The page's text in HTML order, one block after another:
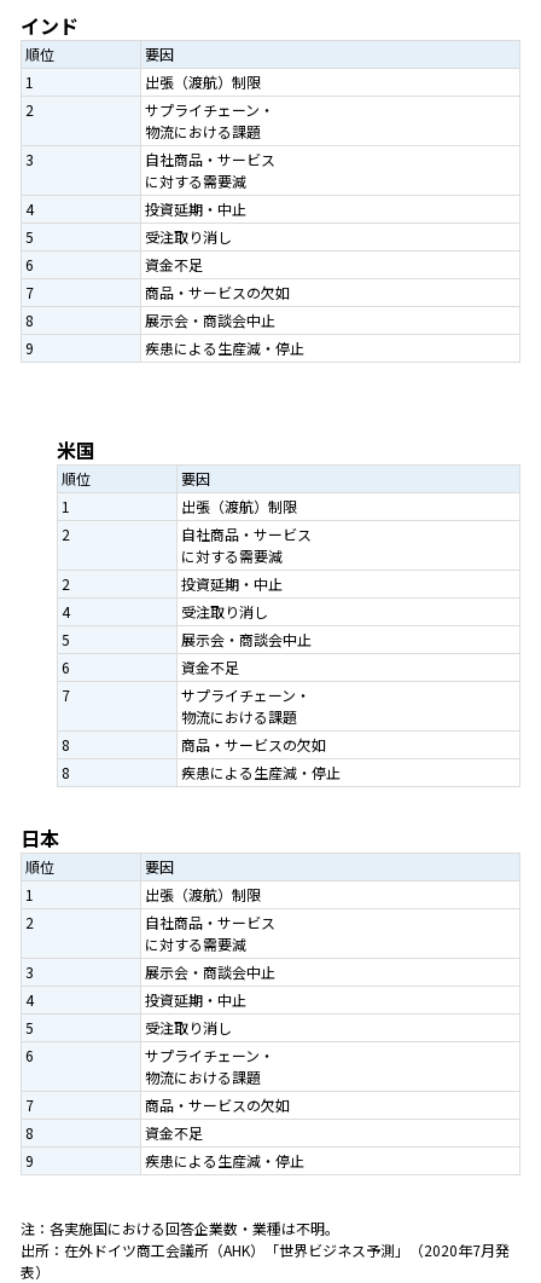
インド
順位
要因
1
出張（渡航）制限
2
サプライチェーン・
物流における課題
3
自社商品・サービス
に対する需要減
4
投資延期・中止
5
受注取り消し
6
資金不足
7
商品・サービスの欠如
8
展示会・商談会中止
9
疾患による生産減・停止
米国
順位
要因
1
出張（渡航）制限
2
自社商品・サービス
に対する需要減
2
投資延期・中止
4
受注取り消し
5
展示会・商談会中止
6
資金不足
7
サプライチェーン・
物流における課題
8
商品・サービスの欠如
8
疾患による生産減・停止
日本
順位
要因
1
出張（渡航）制限
2
自社商品・サービス
に対する需要減
3
展示会・商談会中止
4
投資延期・中止
5
受注取り消し
6
サプライチェーン・
物流における課題
7
商品・サービスの欠如
8
資金不足
9
疾患による生産減・停止
注：各実施国における回答企業数・業種は不明。
出所：在外ドイツ商工会議所（AHK）「世界ビジネス予測」（2020年7月発
表）